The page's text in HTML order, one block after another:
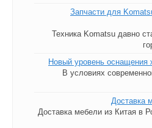
Запчасти для
Техника Komatsu давно
Новый уровень оснащения
В условиях
Доставка
Доставка мебели из Китая в